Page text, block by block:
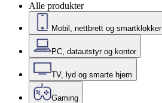
Alle produkter
Mobil, nettbrett og smartklokker
PC, datautstyr og kontor
TV, lyd og smarte hjem
Gaming